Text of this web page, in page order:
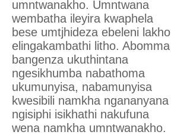
umntwanakho. Umntwana
wembatha ileyira kwaphela
bese umtjhideza ebeleni lakho
elingakambathi litho. Abomma
bangenza ukuthintana
ngesikhumba nabathoma
ukumunyisa, nabamunyisa
kwesibili namkha ngananyana
ngisiphi isikhathi nakufuna
wena namkha umntwanakho.